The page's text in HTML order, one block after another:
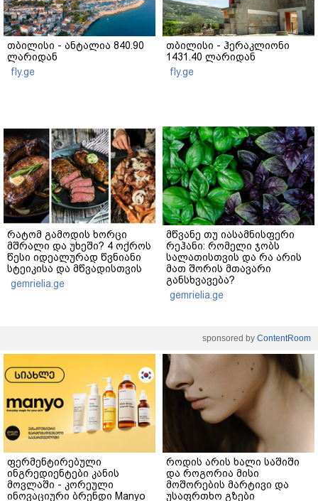
თბილისი - ანტალია 840.90
ლარიდან
fly.ge
თბილისი - ჰერაკლიონი
1431.40 ლარიდან
fly.ge
რატომ გამოდის ხორცი
მშრალი და უხეში? 4 ოქროს
წესი იდეალურად წვნიანი
სტეიკისა და მწვადისთვის
gemrielia.ge
მწვანე თუ იასამნისფერი
რეჰანი: რომელი ჯობს
სალათისთვის და რა არის
მათ შორის მთავარი
განსხვავება?
gemrielia.ge
sponsored by ContentRoom
ფერმენტირებული
ინგრედიენტები კანის
მოვლაში - კორეული
ინოვაციური ბრენდი Manyo
როდის არის ხალი საშიში
და როგორია მისი
მოშორების მარტივი და
უსაფრთხო გზები